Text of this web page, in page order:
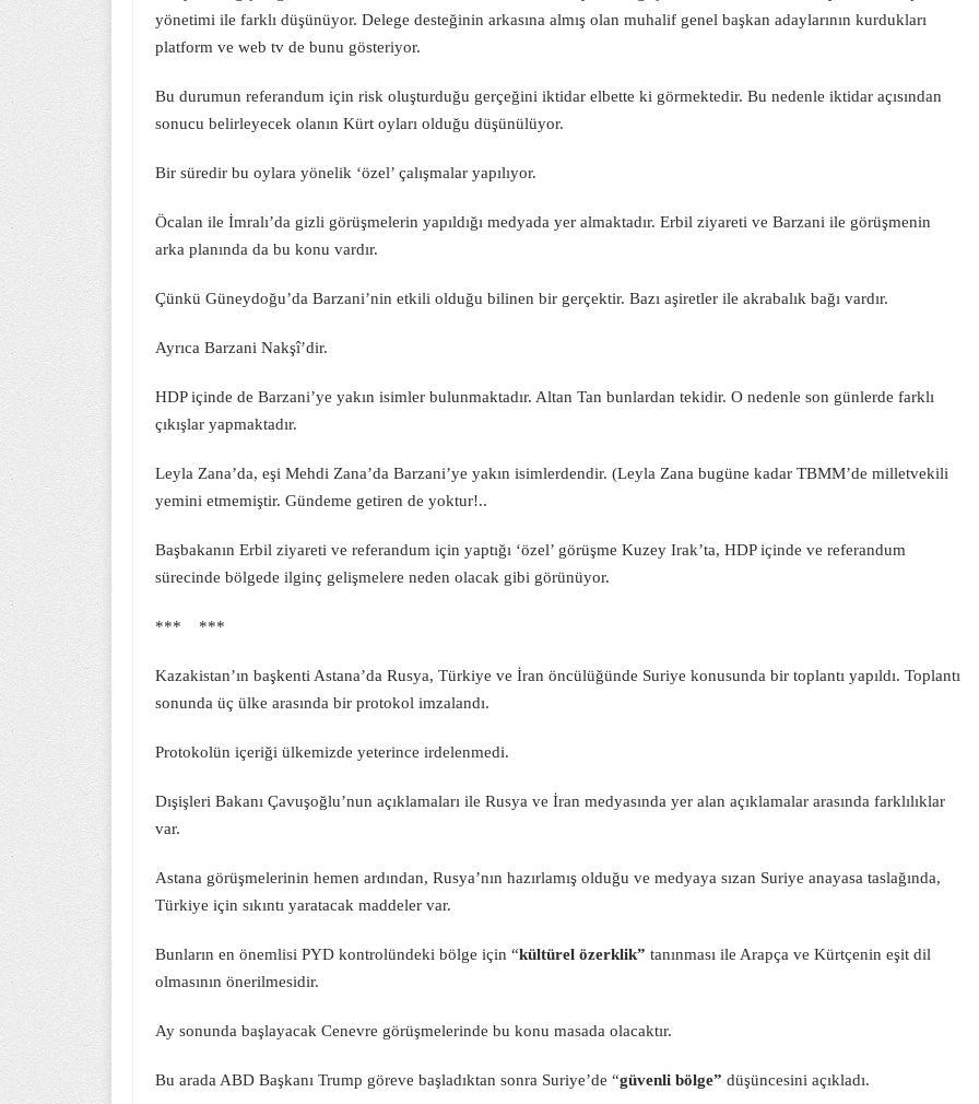
yönetimi ile farklı düşünüyor. Delege desteğinin arkasına almış olan muhalif genel başkan adaylarının kurdukları
platform ve web tv de bunu gösteriyor.
Bu durumun referandum için risk oluşturduğu gerçeğini iktidar elbette ki görmektedir. Bu nedenle iktidar açısından
sonucu belirleyecek olanın Kürt oyları olduğu düşünülüyor.
Bir süredir bu oylara yönelik ‘özel’ çalışmalar yapılıyor.
Öcalan ile İmralı’da gizli görüşmelerin yapıldığı medyada yer almaktadır. Erbil ziyareti ve Barzani ile görüşmenin
arka planında da bu konu vardır.
Çünkü Güneydoğu’da Barzani’nin etkili olduğu bilinen bir gerçektir. Bazı aşiretler ile akrabalık bağı vardır.
Ayrıca Barzani Nakşî’dir.
HDP içinde de Barzani’ye yakın isimler bulunmaktadır. Altan Tan bunlardan tekidir. O nedenle son günlerde farklı
çıkışlar yapmaktadır.
Leyla Zana’da, eşi Mehdi Zana’da Barzani’ye yakın isimlerdendir. (Leyla Zana bugüne kadar TBMM’de milletvekili
yemini etmemiştir. Gündeme getiren de yoktur!..
Başbakanın Erbil ziyareti ve referandum için yaptığı ‘özel’ görüşme Kuzey Irak’ta, HDP içinde ve referandum
sürecinde bölgede ilginç gelişmelere neden olacak gibi görünüyor.
*** ***
Kazakistan’ın başkenti Astana’da Rusya, Türkiye ve İran öncülüğünde Suriye konusunda bir toplantı yapıldı. Toplantı
sonunda üç ülke arasında bir protokol imzalandı.
Protokolün içeriği ülkemizde yeterince irdelenmedi.
Dışişleri Bakanı Çavuşoğlu’nun açıklamaları ile Rusya ve İran medyasında yer alan açıklamalar arasında farklılıklar
var.
Astana görüşmelerinin hemen ardından, Rusya’nın hazırlamış olduğu ve medyaya sızan Suriye anayasa taslağında,
Türkiye için sıkıntı yaratacak maddeler var.
Bunların en önemlisi PYD kontrolündeki bölge için “kültürel özerklik” tanınması ile Arapça ve Kürtçenin eşit dil
olmasının önerilmesidir.
Ay sonunda başlayacak Cenevre görüşmelerinde bu konu masada olacaktır.
Bu arada ABD Başkanı Trump göreve başladıktan sonra Suriye’de “güvenli bölge” düşüncesini açıkladı.